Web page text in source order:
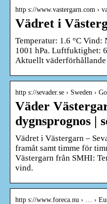
http s://www.vastergarn.com ›
Vädret i
Temperatur: 1.6 °C
1001 hPa. Luftfuktighet:
Aktuellt
http s://sevader.se › Sweden ›
Väder
dygnsprognos |
Vädret i Västergarn –
framåt samt timme för
Västergarn från SMHI:
vind.
http s://www.foreca.nu › … ›